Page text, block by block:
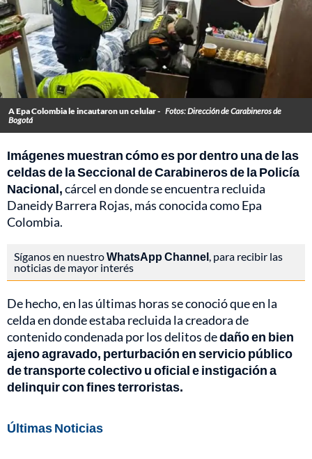
A Epa Colombia le incautaron un celular - Fotos: Dirección de Carabineros de
Bogotá
Imágenes muestran cómo es por dentro una de las
celdas de la Seccional de Carabineros de la Policía
Nacional,cárcel en donde se encuentra recluida
Daneidy Barrera Rojas, más conocida como Epa
Colombia.
Síganos en nuestroWhatsApp Channel, para recibir las
noticias de mayor interés
De hecho, en las últimas horas se conoció que en la
celda en donde estaba recluida la creadora de
contenido condenada por los delitos dedaño en bien
ajeno agravado, perturbación en servicio público
de transporte colectivo u oficial e instigación a
delinquir con fines terroristas.
Últimas Noticias